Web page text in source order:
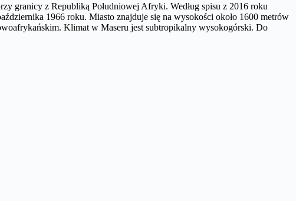
granicy z Republiką Południowej Afryki. Według spisu z 2016 roku
1966 roku. Miasto znajduje się na wysokości około 1600 metrów
Klimat w Maseru jest subtropikalny wysokogórski. Do